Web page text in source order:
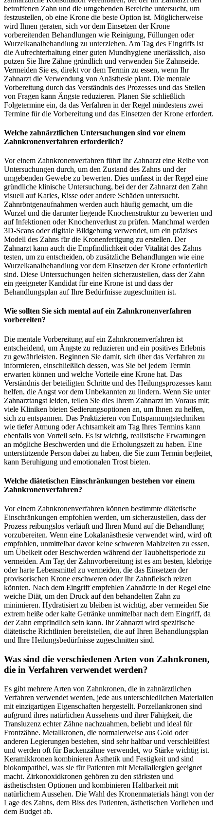
betroffenen Zahn und die umgebenden Bereiche untersucht, um
festzustellen, ob eine Krone die beste Option ist. Möglicherweise
wird Ihnen geraten, sich vor dem Einsetzen der Krone
vorbereitenden Behandlungen wie Reinigung, Füllungen oder
Wurzelkanalbehandlung zu unterziehen. Am Tag des Eingriffs ist
die Aufrechterhaltung einer guten Mundhygiene unerlässlich, also
putzen Sie Ihre Zähne gründlich und verwenden Sie Zahnseide.
Vermeiden Sie es, direkt vor dem Termin zu essen, wenn Ihr
Zahnarzt die Verwendung von Anästhesie plant. Die mentale
Vorbereitung durch das Verständnis des Prozesses und das Stellen
von Fragen kann Ängste reduzieren. Planen Sie schließlich
Folgetermine ein, da das Verfahren in der Regel mindestens zwei
Termine für die Vorbereitung und das Einsetzen der Krone erfordert.
Welche zahnärztlichen Untersuchungen sind vor einem
Zahnkronenverfahren erforderlich?
Vor einem Zahnkronenverfahren führt Ihr Zahnarzt eine Reihe von
Untersuchungen durch, um den Zustand des Zahns und der
umgebenden Gewebe zu bewerten. Dies umfasst in der Regel eine
gründliche klinische Untersuchung, bei der der Zahnarzt den Zahn
visuell auf Karies, Risse oder andere Schäden untersucht.
Zahnröntgenaufnahmen werden auch häufig gemacht, um die
Wurzel und die darunter liegende Knochenstruktur zu bewerten und
auf Infektionen oder Knochenverlust zu prüfen. Manchmal werden
3D-Scans oder digitale Bildgebung verwendet, um ein präzises
Modell des Zahns für die Kronenfertigung zu erstellen. Der
Zahnarzt kann auch die Empfindlichkeit oder Vitalität des Zahns
testen, um zu entscheiden, ob zusätzliche Behandlungen wie eine
Wurzelkanalbehandlung vor dem Einsetzen der Krone erforderlich
sind. Diese Untersuchungen helfen sicherzustellen, dass der Zahn
ein geeigneter Kandidat für eine Krone ist und dass der
Behandlungsplan auf Ihre Bedürfnisse zugeschnitten ist.
Wie sollten Sie sich mental auf ein Zahnkronenverfahren
vorbereiten?
Die mentale Vorbereitung auf ein Zahnkronenverfahren ist
entscheidend, um Ängste zu reduzieren und ein positives Erlebnis
zu gewährleisten. Beginnen Sie damit, sich über das Verfahren zu
informieren, einschließlich dessen, was Sie bei jedem Termin
erwarten können und welche Vorteile eine Krone hat. Das
Verständnis der beteiligten Schritte und des Heilungsprozesses kann
helfen, die Angst vor dem Unbekannten zu lindern. Wenn Sie unter
Zahnarztangst leiden, teilen Sie dies Ihrem Zahnarzt im Voraus mit;
viele Kliniken bieten Sedierungsoptionen an, um Ihnen zu helfen,
sich zu entspannen. Das Praktizieren von Entspannungstechniken
wie tiefer Atmung oder Achtsamkeit am Tag Ihres Termins kann
ebenfalls von Vorteil sein. Es ist wichtig, realistische Erwartungen
an mögliche Beschwerden und die Erholungszeit zu haben. Eine
unterstützende Person dabei zu haben, die Sie zum Termin begleitet,
kann Beruhigung und emotionalen Trost bieten.
Welche diätetischen Einschränkungen bestehen vor einem
Zahnkronenverfahren?
Vor einem Zahnkronenverfahren können bestimmte diätetische
Einschränkungen empfohlen werden, um sicherzustellen, dass der
Prozess reibungslos verläuft und Ihren Mund auf die Behandlung
vorzubereiten. Wenn eine Lokalanästhesie verwendet wird, wird oft
empfohlen, unmittelbar davor keine schweren Mahlzeiten zu essen,
um Übelkeit oder Beschwerden während der Taubheitsperiode zu
vermeiden. Am Tag der Zahnvorbereitung ist es am besten, klebrige
oder harte Lebensmittel zu vermeiden, die das Einsetzen der
provisorischen Krone erschweren oder Ihr Zahnfleisch reizen
könnten. Nach dem Eingriff empfehlen Zahnärzte in der Regel eine
weiche Diät, um den Druck auf den behandelten Zahn zu
minimieren. Hydratisiert zu bleiben ist wichtig, aber vermeiden Sie
extrem heiße oder kalte Getränke unmittelbar nach dem Eingriff, da
der Zahn empfindlich sein kann. Ihr Zahnarzt wird spezifische
diätetische Richtlinien bereitstellen, die auf Ihren Behandlungsplan
und Ihre Heilungsbedürfnisse zugeschnitten sind.
Was sind die verschiedenen Arten von Zahnkronen,
die in Verfahren verwendet werden?
Es gibt mehrere Arten von Zahnkronen, die in zahnärztlichen
Verfahren verwendet werden, jede aus unterschiedlichen Materialien
mit einzigartigen Eigenschaften hergestellt. Porzellankronen sind
aufgrund ihres natürlichen Aussehens und ihrer Fähigkeit, die
Transluzenz echter Zähne nachzuahmen, beliebt und ideal für
Frontzähne. Metallkronen, die normalerweise aus Gold oder
anderen Legierungen bestehen, sind sehr haltbar und verschleißfest
und werden oft für Backenzähne verwendet, wo Stärke wichtig ist.
Keramikkronen kombinieren Ästhetik und Festigkeit und sind
biokompatibel, was sie für Patienten mit Metallallergien geeignet
macht. Zirkonoxidkronen gehören zu den stärksten und
ästhetischsten Optionen und kombinieren Haltbarkeit mit
natürlichem Aussehen. Die Wahl des Kronenmaterials hängt von der
Lage des Zahns, dem Biss des Patienten, ästhetischen Vorlieben und
dem Budget ab.